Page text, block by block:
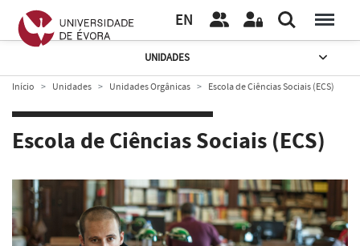
EN
UNIDADES
Início Unidades Unidades Orgânicas Escola de Ciências Sociais (ECS)
Escola de Ciências Sociais (ECS)